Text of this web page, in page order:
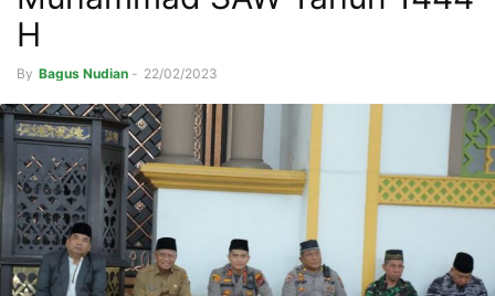
H
By Bagus Nudian - 22/02/2023